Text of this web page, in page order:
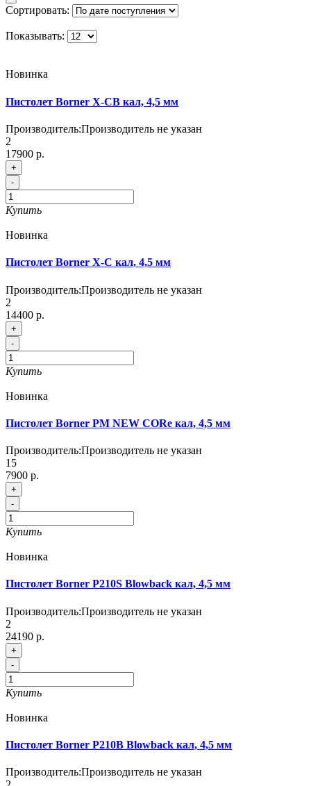
Сортировать:
Показывать:
Новинка
Пистолет Borner X-CB кал, 4,5 мм
Производитель:Производитель не указан
2
17900 р.
+
-
Купить
Новинка
Пистолет Borner X-C кал, 4,5 мм
Производитель:Производитель не указан
2
14400 р.
+
-
Купить
Новинка
Пистолет Borner PM NEW CORe кал, 4,5 мм
Производитель:Производитель не указан
15
7900 р.
+
-
Купить
Новинка
Пистолет Borner P210S Blowback кал, 4,5 мм
Производитель:Производитель не указан
2
24190 р.
+
-
Купить
Новинка
Пистолет Borner P210B Blowback кал, 4,5 мм
Производитель:Производитель не указан